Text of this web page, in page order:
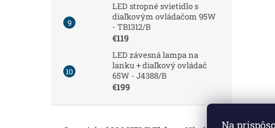
Na
LED stropné svietidlo s
diaľkovým ovládačom 95W
- TB1312/B
€119
LED závesná lampa na
lanku + diaľkový ovládač
65W - J4388/B
€199